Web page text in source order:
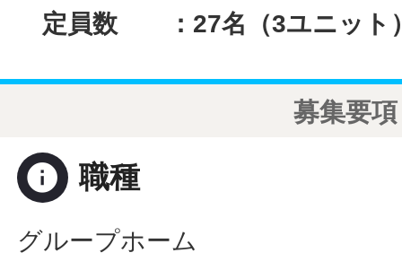
定員数 ：27名（3ユニット
募集要項
info 職種
グループホーム